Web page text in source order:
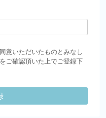
意いただいたものとみなし
ご確認頂いた上でご登録下